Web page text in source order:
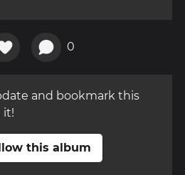
0
and bookmark this
it!
this album